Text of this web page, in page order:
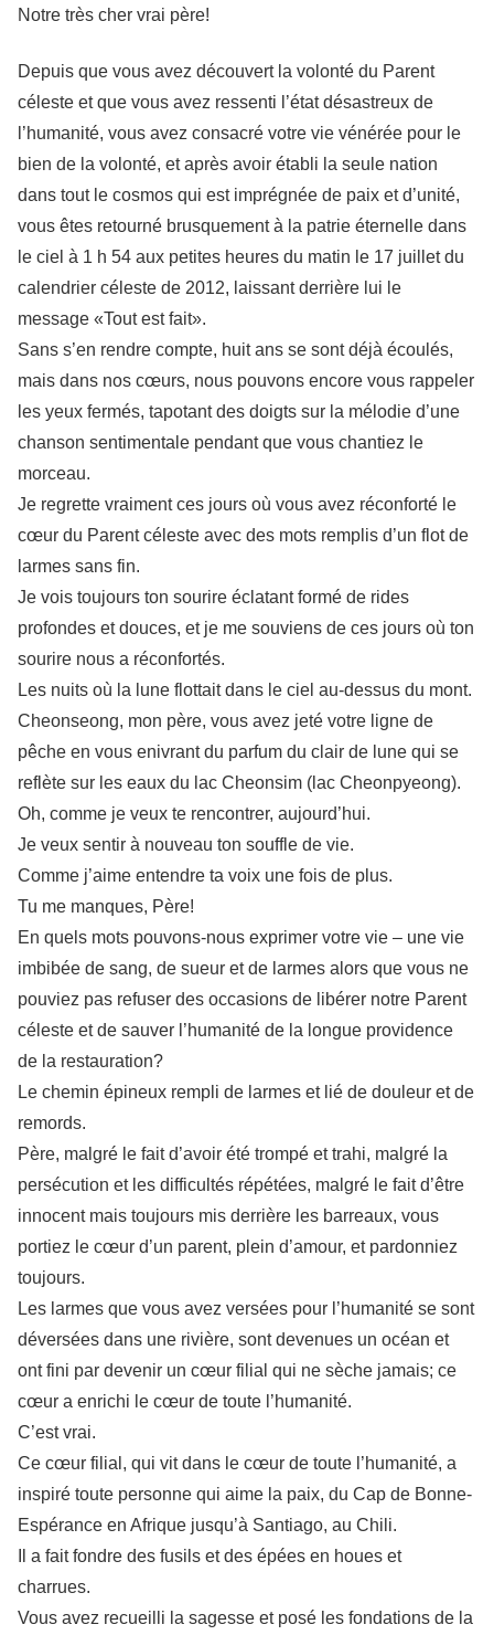
Notre très cher vrai père!
Depuis que vous avez découvert la volonté du Parent
céleste et que vous avez ressenti l’état désastreux de
l’humanité, vous avez consacré votre vie vénérée pour le
bien de la volonté, et après avoir établi la seule nation
dans tout le cosmos qui est imprégnée de paix et d’unité,
vous êtes retourné brusquement à la patrie éternelle dans
le ciel à 1 h 54 aux petites heures du matin le 17 juillet du
calendrier céleste de 2012, laissant derrière lui le
message «Tout est fait».
Sans s’en rendre compte, huit ans se sont déjà écoulés,
mais dans nos cœurs, nous pouvons encore vous rappeler
les yeux fermés, tapotant des doigts sur la mélodie d’une
chanson sentimentale pendant que vous chantiez le
morceau.
Je regrette vraiment ces jours où vous avez réconforté le
cœur du Parent céleste avec des mots remplis d’un flot de
larmes sans fin.
Je vois toujours ton sourire éclatant formé de rides
profondes et douces, et je me souviens de ces jours où ton
sourire nous a réconfortés.
Les nuits où la lune flottait dans le ciel au-dessus du mont.
Cheonseong, mon père, vous avez jeté votre ligne de
pêche en vous enivrant du parfum du clair de lune qui se
reflète sur les eaux du lac Cheonsim (lac Cheonpyeong).
Oh, comme je veux te rencontrer, aujourd’hui.
Je veux sentir à nouveau ton souffle de vie.
Comme j’aime entendre ta voix une fois de plus.
Tu me manques, Père!
En quels mots pouvons-nous exprimer votre vie – une vie
imbibée de sang, de sueur et de larmes alors que vous ne
pouviez pas refuser des occasions de libérer notre Parent
céleste et de sauver l’humanité de la longue providence
de la restauration?
Le chemin épineux rempli de larmes et lié de douleur et de
remords.
Père, malgré le fait d’avoir été trompé et trahi, malgré la
persécution et les difficultés répétées, malgré le fait d’être
innocent mais toujours mis derrière les barreaux, vous
portiez le cœur d’un parent, plein d’amour, et pardonniez
toujours.
Les larmes que vous avez versées pour l’humanité se sont
déversées dans une rivière, sont devenues un océan et
ont fini par devenir un cœur filial qui ne sèche jamais; ce
cœur a enrichi le cœur de toute l’humanité.
C’est vrai.
Ce cœur filial, qui vit dans le cœur de toute l’humanité, a
inspiré toute personne qui aime la paix, du Cap de Bonne-
Espérance en Afrique jusqu’à Santiago, au Chili.
Il a fait fondre des fusils et des épées en houes et
charrues.
Vous avez recueilli la sagesse et posé les fondations de la